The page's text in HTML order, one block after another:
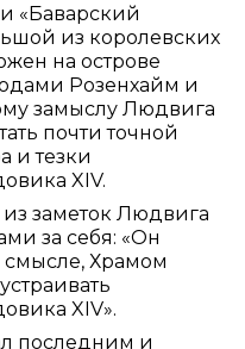
«Баварский
из королевских
на острове
Розенхайм и
замыслу Людвига
почти точной
и тезки
XIV.
заметок Людвига
за себя: «Он
смысле, Храмом
XIV».
последним и